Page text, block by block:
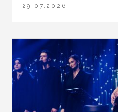
29.07.2026